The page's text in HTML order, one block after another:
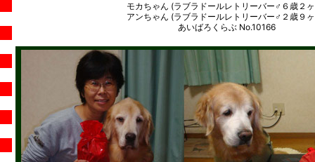
モカちゃん (ラブラドールレトリーバー♂６歳２
アンちゃん (ラブラドールレトリーバー♂２歳９
あいばろくらぶ No.10166